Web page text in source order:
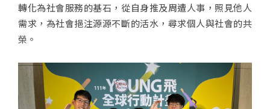
轉化為社會服務的基石，從自身推及周遭人事，照見他人
需求，為社會挹注源源不斷的活水，尋求個人與社會的共
榮。